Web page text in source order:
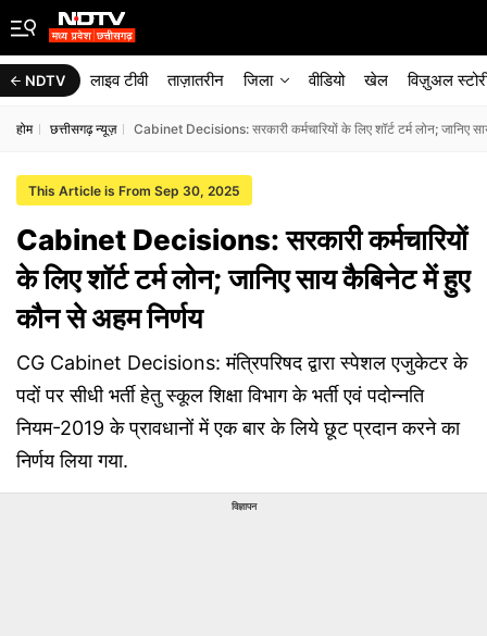
NDTV लाइव टीवी ताज़ातरीन जिला वीडियो खेल विज़ुअल
होम छत्तीसगढ़ न्यूज़ Cabinet Decisions: सरकारी कर्मचारियों के लिए शॉर्ट टर्म लोन; जानिए
This Article is From Sep 30, 2025
Cabinet Decisions: सरकारी कर्मचारियों
के लिए शॉर्ट टर्म लोन; जानिए साय कैबिनेट में हुए
कौन से अहम निर्णय
CG Cabinet Decisions: मंत्रिपरिषद द्वारा स्पेशल एजुकेटर के
पदों पर सीधी भर्ती हेतु स्कूल शिक्षा विभाग के भर्ती एवं पदोन्नति
नियम-2019 के प्रावधानों में एक बार के लिये छूट प्रदान करने का
निर्णय लिया गया.
विज्ञापन